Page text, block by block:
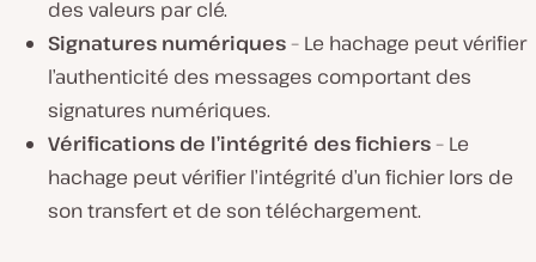
des valeurs par clé.
Signatures numériques– Le hachage peut vérifier
l’authenticité des messages comportant des
signatures numériques.
Vérifications de l’intégrité des fichiers– Le
hachage peut vérifier l’intégrité d’un fichier lors de
son transfert et de son téléchargement.